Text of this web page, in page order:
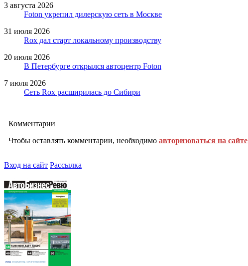
3 августа 2026
Foton укрепил дилерскую сеть в Москве
31 июля 2026
Rox дал старт локальному производству
20 июля 2026
В Петербурге открылся автоцентр Foton
7 июля 2026
Сеть Rox расширилась до Сибири
Комментарии
Чтобы оставлять комментарии, необходимо авторизоваться на сайте
Вход на сайт Рассылка